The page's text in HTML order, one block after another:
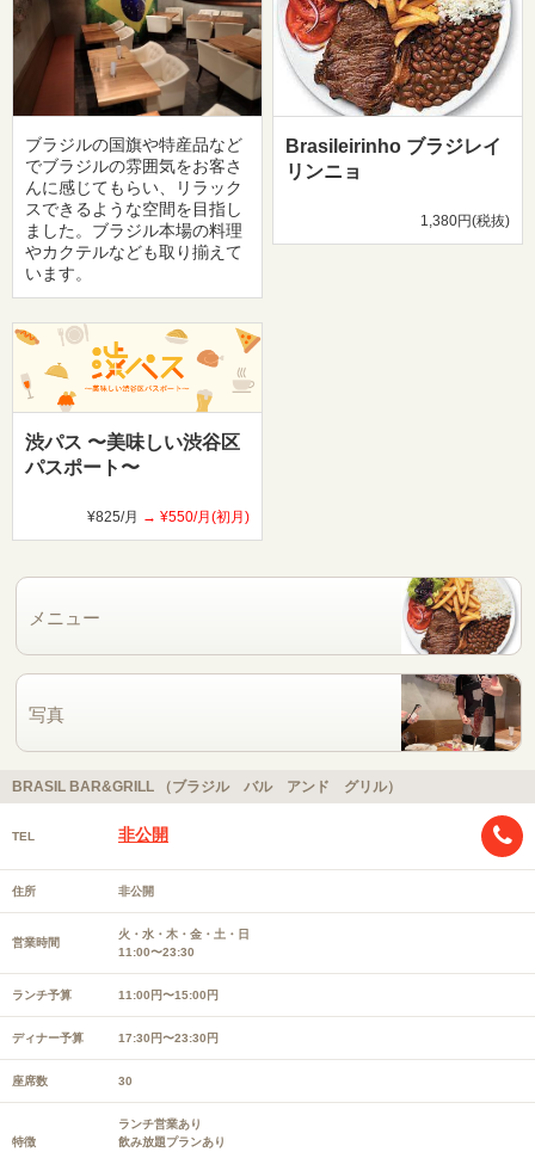
ブラジルの国旗や特産品など
でブラジルの雰囲気をお客さ
んに感じてもらい、リラック
スできるような空間を目指し
ました。ブラジル本場の料理
やカクテルなども取り揃えて
います。
Brasileirinho ブラジレイ
リンニョ
1,380円(税抜)
渋パス 〜美味しい渋谷区
パスポート〜
¥825/月 ¥550/月(初月)
メニュー
写真
BRASIL BAR&GRILL （ブラジル バル アンド グリル）
TEL 非公開
住所 非公開
営業時間
火・水・木・金・土・日
11:00〜23:30
ランチ予算 11:00円〜15:00円
ディナー予算 17:30円〜23:30円
座席数 30
特徴
ランチ営業あり
飲み放題プランあり